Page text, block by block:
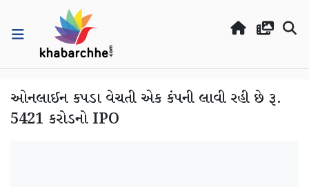
ઓનલાઈન કપડા વેચતી એક કંપની લાવી રહી છે રૂ.
5421 કરોડનો IPO